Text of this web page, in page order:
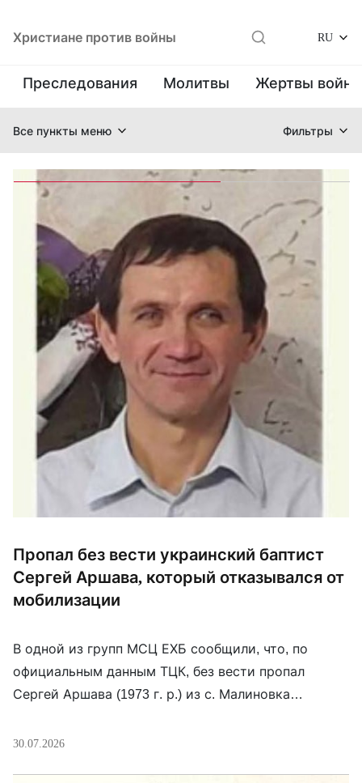
Христиане против войны RU
Преследования Молитвы Жертвы
Все пункты меню Фильтры
Пропал без вести украинский баптист
Сергей Аршава, который отказывался от
мобилизации
В одной из групп МСЦ ЕХБ сообщили, что, по
официальным данным ТЦК, без вести пропал
Сергей Аршава (1973 г. р.) из с. Малиновка
публиковал в списке братьев, переведенных в
30.07.2026